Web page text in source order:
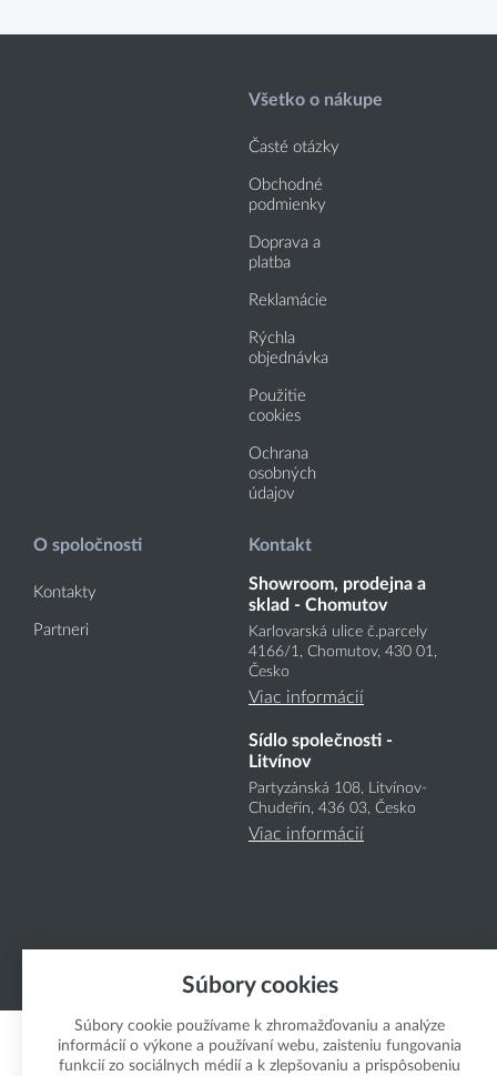
Všetko o nákupe
Časté otázky
Obchodné
podmienky
Doprava a
platba
Reklamácie
Rýchla
objednávka
Použitie
cookies
Ochrana
osobných
údajov
O spoločnosti
Kontakty
Partneri
Kontakt
Showroom, prodejna a
sklad - Chomutov
Karlovarská ulice č.parcely
4166/1, Chomutov, 430 01,
Česko
Viac informácií
Sídlo společnosti -
Litvínov
Partyzánská 108, Litvínov-
Chudeřín, 436 03, Česko
Viac informácií
Copyright Boukal.SK 2026
Súbory cookies
Súbory cookie používame k zhromažďovaniu a analýze
informácií o výkone a používaní webu, zaisteniu fungovania
funkcií zo sociálnych médií a k zlepšovaniu a prispôsobeniu